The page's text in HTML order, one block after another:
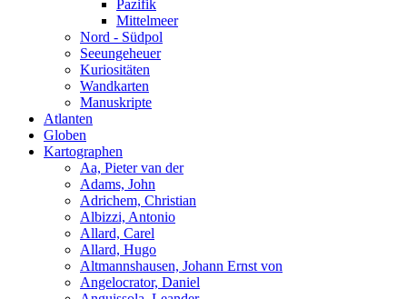
Pazifik
Mittelmeer
Nord - Südpol
Seeungeheuer
Kuriositäten
Wandkarten
Manuskripte
Atlanten
Globen
Kartographen
Aa, Pieter van der
Adams, John
Adrichem, Christian
Albizzi, Antonio
Allard, Carel
Allard, Hugo
Altmannshausen, Johann Ernst von
Angelocrator, Daniel